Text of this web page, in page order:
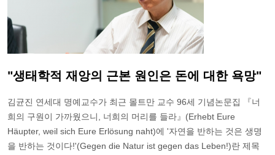
"생태학적 재앙의 근본 원인은 돈에 대한 욕망"
김균진 연세대 명예교수가 최근 몰트만 교수 96세 기념논문집 『너
희의 구원이 가까웠으니, 너희의 머리를 들라』(Erhebt Eure
Häupter, weil sich Eure Erlösung naht)에 '자연을 반하는 것은 생명
을 반하는 것이다!'(Gegen die Natur ist gegen das Leben!)란 제목